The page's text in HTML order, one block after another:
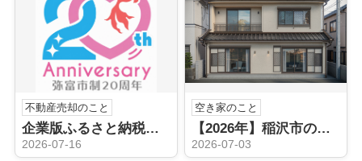
不動産売却のこと
企業版ふるさと納税（弥富市）
2026-07-16
空き家のこと
【2026年】稲沢市の空き家相続後どうする？売却や手続きの流れを解説
2026-07-03